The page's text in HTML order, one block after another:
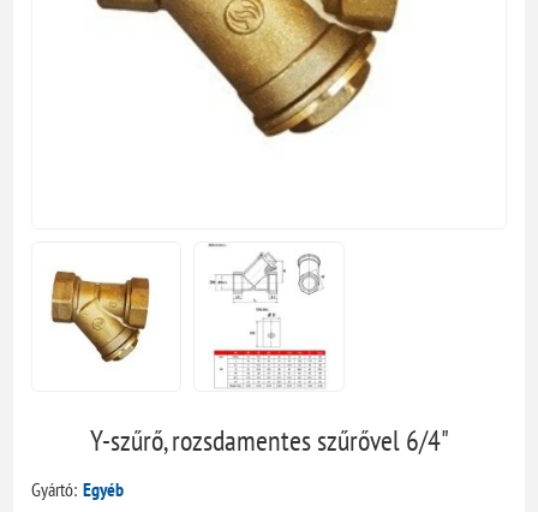
Y-szűrő, rozsdamentes szűrővel 6/4"
Gyártó: Egyéb